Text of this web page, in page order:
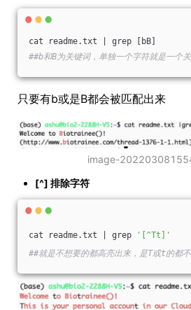
cat readme.txt | grep [bB]
##b和B为关键词，单独一个字符就是一个
只要有b或是B都会被匹配出来
image-
[^] 排除字符
cat readme.txt | grep
'[^Tt]'
##就是不想要的都高亮出来，是T或t的都